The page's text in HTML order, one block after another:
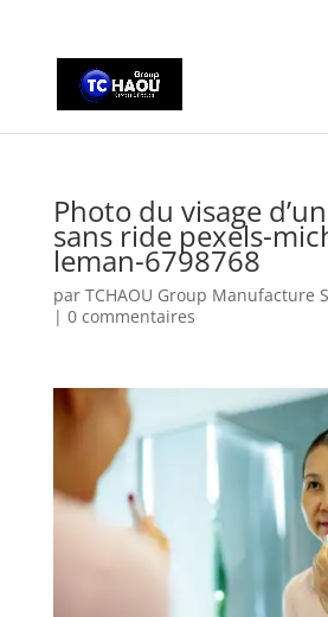
Photo du visage
sans ride pexels-
leman-6798768
par TCHAOU Group Manufacture
| 0 commentaires